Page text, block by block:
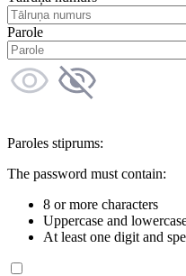
Parole
Paroles stiprums:
The password must contain:
8 or more characters
Uppercase and
At least one digit and